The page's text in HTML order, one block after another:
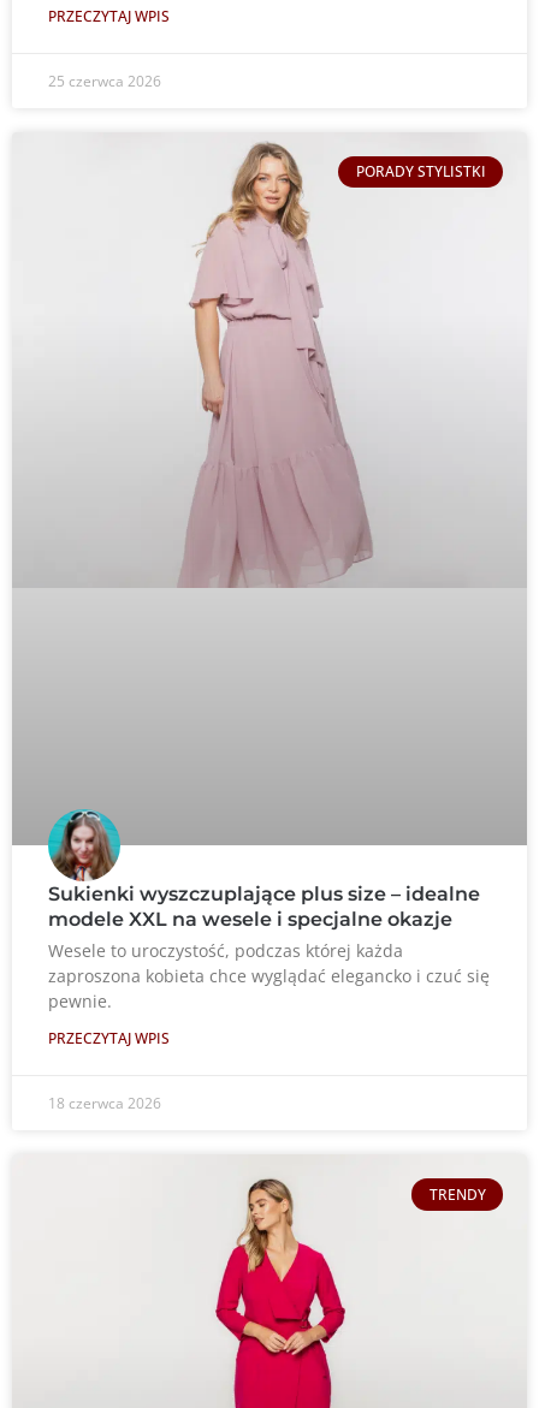
PRZECZYTAJ WPIS
25 czerwca 2026
PORADY STYLISTKI
Sukienki wyszczuplające plus size – idealne
modele XXL na wesele i specjalne okazje
Wesele to uroczystość, podczas której każda
zaproszona kobieta chce wyglądać elegancko i czuć się
pewnie.
PRZECZYTAJ WPIS
18 czerwca 2026
TRENDY